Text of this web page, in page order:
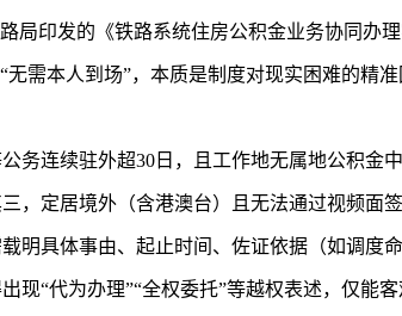
印发的《铁路系统住房公积金业务协同办理
需本人到场”，本质是制度对现实困难的精
务连续驻外超30日，且工作地无属地公积金
，定居境外（含港澳台）且无法通过视频面
明具体事由、起止时间、佐证依据（如调度
“代为办理”“全权委托”等越权表述，仅能